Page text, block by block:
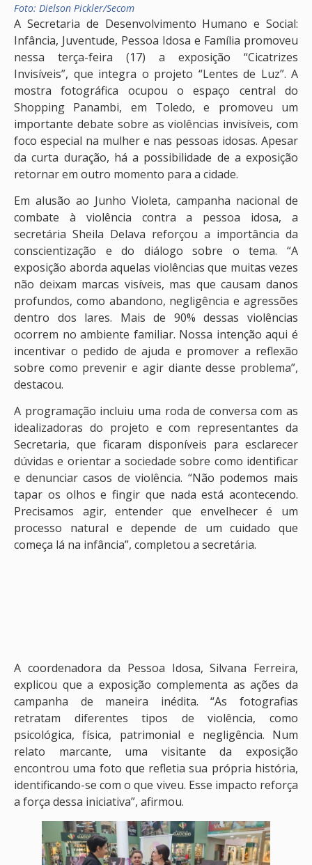
Foto: Dielson Pickler/Secom
A Secretaria de Desenvolvimento Humano e Social:
Infância, Juventude, Pessoa Idosa e Família promoveu
nessa terça-feira (17) a exposição “Cicatrizes
Invisíveis”, que integra o projeto “Lentes de Luz”. A
mostra fotográfica ocupou o espaço central do
Shopping Panambi, em Toledo, e promoveu um
importante debate sobre as violências invisíveis, com
foco especial na mulher e nas pessoas idosas. Apesar
da curta duração, há a possibilidade de a exposição
retornar em outro momento para a cidade.
Em alusão ao Junho Violeta, campanha nacional de
combate à violência contra a pessoa idosa, a
secretária Sheila Delava reforçou a importância da
conscientização e do diálogo sobre o tema. “A
exposição aborda aquelas violências que muitas vezes
não deixam marcas visíveis, mas que causam danos
profundos, como abandono, negligência e agressões
dentro dos lares. Mais de 90% dessas violências
ocorrem no ambiente familiar. Nossa intenção aqui é
incentivar o pedido de ajuda e promover a reflexão
sobre como prevenir e agir diante desse problema”,
destacou.
A programação incluiu uma roda de conversa com as
idealizadoras do projeto e com representantes da
Secretaria, que ficaram disponíveis para esclarecer
dúvidas e orientar a sociedade sobre como identificar
e denunciar casos de violência. “Não podemos mais
tapar os olhos e fingir que nada está acontecendo.
Precisamos agir, entender que envelhecer é um
processo natural e depende de um cuidado que
começa lá na infância”, completou a secretária.
A coordenadora da Pessoa Idosa, Silvana Ferreira,
explicou que a exposição complementa as ações da
campanha de maneira inédita. “As fotografias
retratam diferentes tipos de violência, como
psicológica, física, patrimonial e negligência. Num
relato marcante, uma visitante da exposição
encontrou uma foto que refletia sua própria história,
identificando-se com o que viveu. Esse impacto reforça
a força dessa iniciativa”, afirmou.